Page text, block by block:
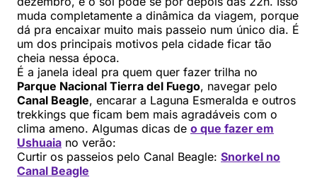
muda completamente a dinâmica da viagem, porque
dá pra encaixar muito mais passeio num único dia. É
um dos principais motivos pela cidade ficar tão
cheia nessa época.
É a janela ideal pra quem quer fazer trilha no
Parque Nacional Tierra del Fuego, navegar pelo
Canal Beagle, encarar a Laguna Esmeralda e outros
trekkings que ficam bem mais agradáveis com o
clima ameno. Algumas dicas de o que fazer em
Ushuaia no verão:
Curtir os passeios pelo Canal Beagle: Snorkel no
Canal Beagle